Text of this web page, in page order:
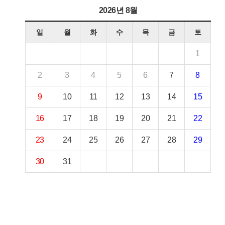
2026년 8월
일 월 화 수 목 금 토
1
2 3 4 5 6 7 8
9 10 11 12 13 14 15
16 17 18 19 20 21 22
23 24 25 26 27 28 29
30 31